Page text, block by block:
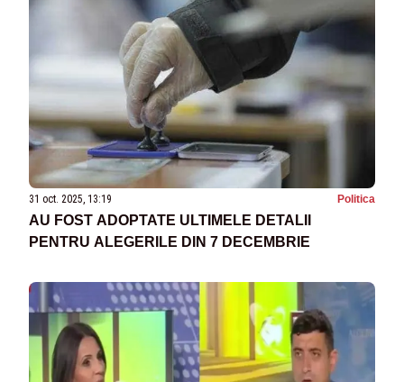
31 oct. 2025, 13:19 Politica
AU FOST ADOPTATE ULTIMELE DETALII
PENTRU ALEGERILE DIN 7 DECEMBRIE